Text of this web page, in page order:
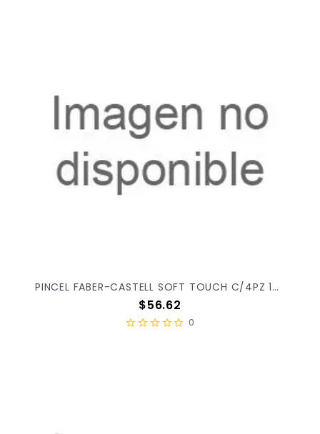
PINCEL FABER-CASTELL SOFT TOUCH C/4PZ 181600
Precio
$56.62
0